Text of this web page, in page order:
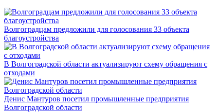
Волгоградцам предложили для голосования 33 объекта
благоустройства
В Волгоградской области актуализируют схему обращения с
отходами
Денис Мантуров посетил промышленные предприятия
Волгоградской области